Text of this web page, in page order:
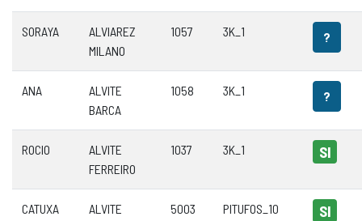
SORAYA
ALVIAREZ
MILANO
1057 3K_1 ?
ANA
ALVITE
BARCA
1058 3K_1 ?
ROCIO
ALVITE
FERREIRO
1037 3K_1 SI
CATUXA
ALVITE
5003 PITUFOS_10 SI